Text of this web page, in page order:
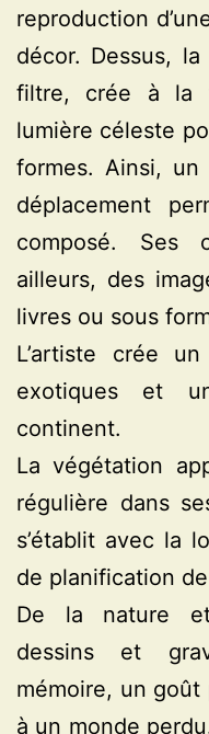
reproduction
décor. Dessus,
filtre, crée à la
lumière céleste
formes. Ainsi,
déplacement
composé. Ses
ailleurs, des
livres ou sous
L’artiste crée
exotiques et
continent.
La végétation
régulière dans
s’établit avec la
de planification de
De la nature
dessins et
mémoire, un goût
à un monde